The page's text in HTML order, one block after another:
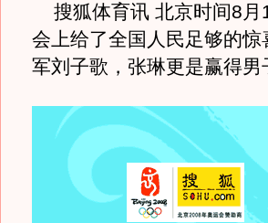
搜狐体育讯 北京时间8月
会上给了全国人民足够的
军刘子歌，张琳更是赢得